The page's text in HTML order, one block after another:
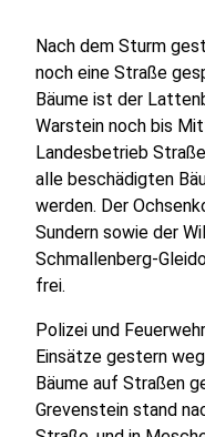
Nach dem Sturm
noch eine Straße
Bäume ist der
Warstein noch bis
Landesbetrieb
alle beschädigten
werden. Der
Sundern sowie der
Schmallenberg-
frei.
Polizei und
Einsätze gestern
Bäume auf Straßen
Grevenstein stand